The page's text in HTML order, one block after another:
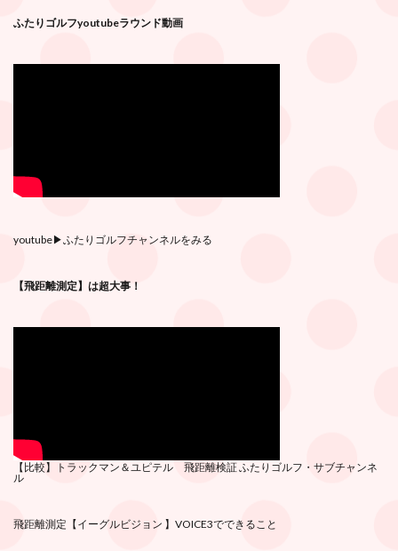
ふたりゴルフyoutubeラウンド動画
youtube▶︎ふたりゴルフチャンネルをみる
【飛距離測定】は超大事！
【比較】トラックマン＆ユピテル 飛距離検証ふたりゴルフ・サブチ ャンネ
ル
飛距離測定 【イーグルビジョン 】VOICE3でできること